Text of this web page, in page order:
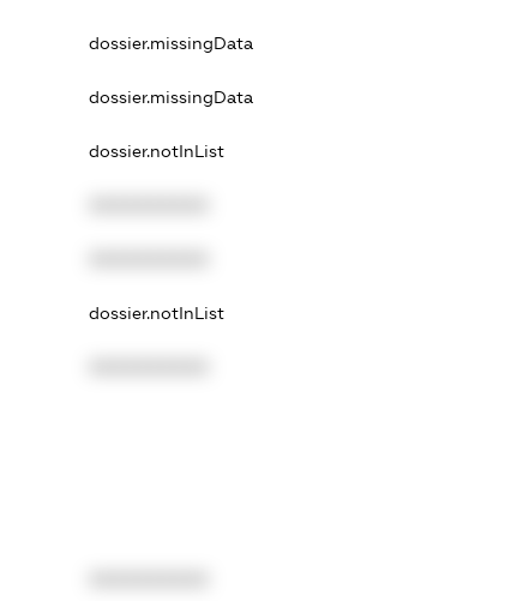
dossier.missingData
dossier.missingData
dossier.notInList
dossier.notInList